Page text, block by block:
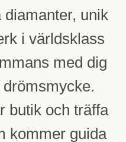
unik
i världsklass
med dig
butik och träffa
kommer guida